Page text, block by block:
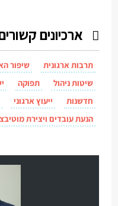
ארכיונים
תרבות ארגונית שיפור
שיטות ניהול
תפוקה
חדשנות
ייעוץ ארגוני
הנעת עובדים ויצירת